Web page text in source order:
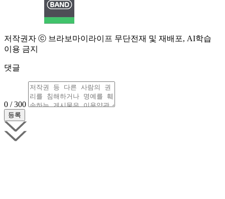
저작권자 ⓒ 브라보마이라이프 무단전재 및 재배포, AI학습
이용 금지
댓글
0 / 300